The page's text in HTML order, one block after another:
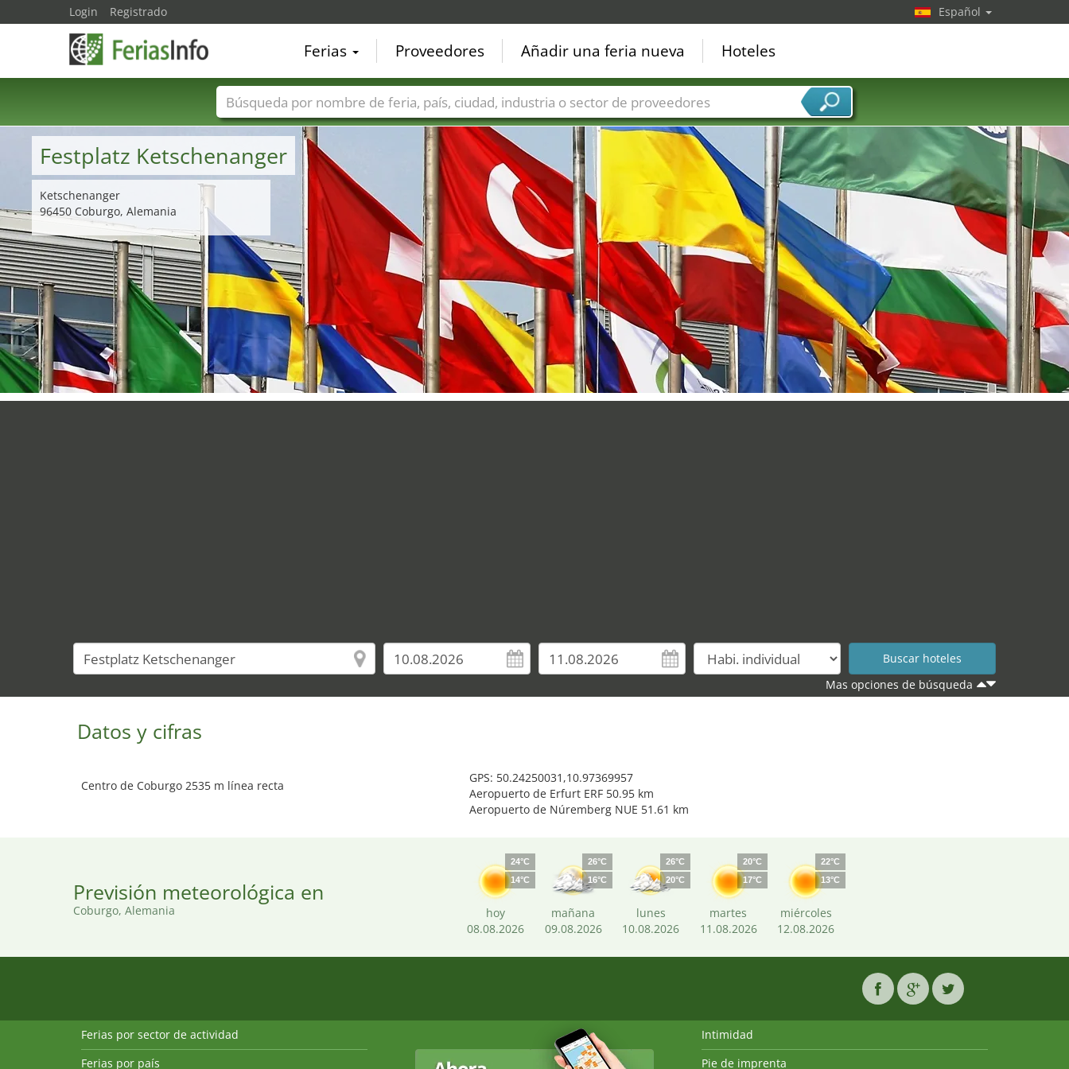
Festplatz Ketschenanger
Ketschenanger
96450 Coburgo, Alemania
Mas opciones de búsqueda
Datos y cifras
Centro de Coburgo 2535 m línea recta
GPS: 50.24250031,10.97369957
Aeropuerto de Erfurt ERF 50.95 km
Aeropuerto de Núremberg NUE 51.61 km
Previsión meteorológica en
Coburgo, Alemania
24°C
14°C
hoy
08.08.2026
26°C
16°C
mañana
09.08.2026
26°C
20°C
lunes
10.08.2026
20°C
17°C
martes
11.08.2026
22°C
13°C
miércoles
12.08.2026
Login Registrado Español
Ferias Proveedores Añadir una feria nueva Hoteles
Nombres de ferias Países Ciudades Sectores de ferias Sectores de proveedor de servicios
Ferias por sector de actividad
Ferias por país
Intimidad
Pie de imprenta